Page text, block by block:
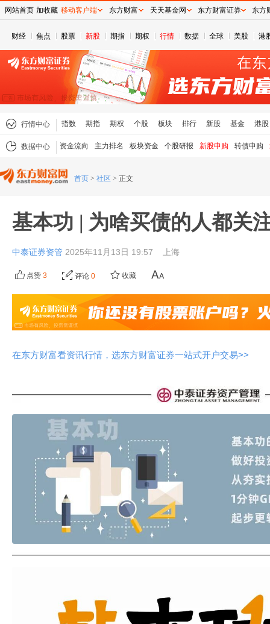
财经 焦点 股票 新股 期指 期权 行情 数据 全球 美股 港
行情中心 指数 期指 期权 个股 板块 排行 新股 基金 港股
数据中心 资金流向 主力排名 板块资金 个股研报 新股申购 转债申购
首页 > 社区 > 正文
基本功 | 为啥买债的人都关
中泰证券资管 2025年11月13日 19:57 上海
点赞 3 评论 0 收藏
在东方财富看资讯行情，选东方财富证券一站式开户交易>>
网站首页 加收藏 移动客户端 东方财富 天天基金网 东方财富证券 东方